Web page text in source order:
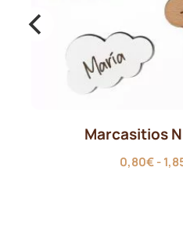
Marcasitios
0,80€ -